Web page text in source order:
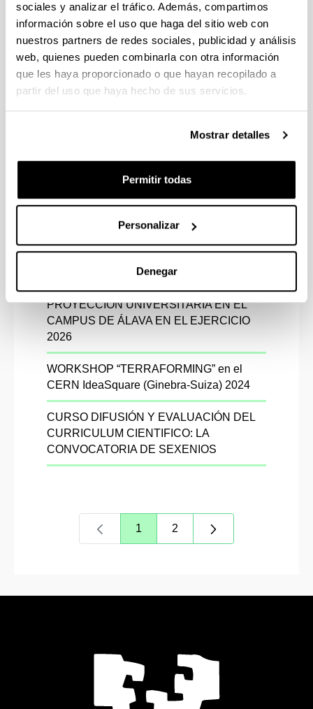
sociales y analizar el tráfico. Además, compartimos
información sobre el uso que haga del sitio web con
nuestros partners de redes sociales, publicidad y análisis
web, quienes pueden combinarla con otra información
que les haya proporcionado o que hayan recopilado a
partir del uso que haya hecho de sus servicios.
Mostrar detalles
Permitir todas
Personalizar
Denegar
CONVOCATORIA PARA LA
PRESENTACIÓN DE NECESIDADES DE
OBRAS DE REFORMA, ADECUACIÓN Y
MEJORA DE LOS EDIFICIOS Y ENTORNO
DEL CAMPUS DE ÁLAVA DEL 2026
CONVOCATORIA PARA LA CONCESION
UBICADAS EN EL CAMPUS DE ALAVA
EII 2026 - CONVOCATORIA DE
NECESIDADES DE EQUIPAMIENTO
INVESTIGACIÓN LASCARAY
CONVOCATORIA ACTIVIDADES DE
PROYECCIÓN UNIVERSITARIA EN EL
CAMPUS DE ÁLAVA EN EL EJERCICIO
2026
WORKSHOP “TERRAFORMING” en el
CERN IdeaSquare (Ginebra-Suiza) 2024
CURSO DIFUSIÓN Y EVALUACIÓN DEL
CURRICULUM CIENTIFICO: LA
CONVOCATORIA DE SEXENIOS
Página
1
Página
2